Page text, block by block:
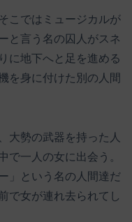
こではミュージカルが
と言う名の囚人がスネ
に地下へと足を進める
を身に付けた別の人間
大勢の武器を持った人
で一人の女に出会う。
」という名の人間達だ
で女が連れ去られてし